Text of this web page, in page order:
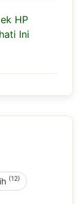
HP
Ini
(12)